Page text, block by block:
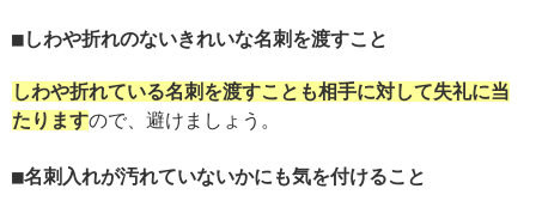
しわや折れのないきれいな名刺を渡すこと
しわや折れている名刺を渡すことも相手に対して失礼に当
たりますので、避けましょう。
名刺入れが汚れていないかにも気を付けること